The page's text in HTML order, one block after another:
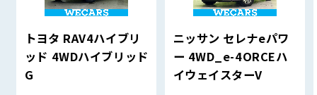
トヨタ RAV4ハイブリ
ッド 4WDハイブリッド
G
ニッサン セレナeパワ
ー 4WD_e-4ORCEハ
イウェイスターV